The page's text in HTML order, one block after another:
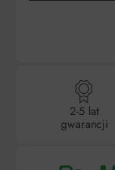
2-5 lat
gwarancji